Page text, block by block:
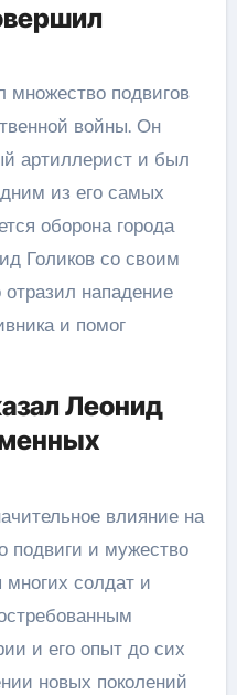
множество подвигов
войны. Он
артиллерист и был
из его самых
оборона города
Голиков со своим
нападение
и помог
Леонид
влияние на
подвиги и мужество
солдат и
и его опыт до сих
новых поколений